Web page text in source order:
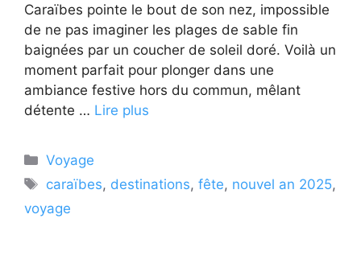
Caraïbes pointe le bout de son nez, impossible
de ne pas imaginer les plages de sable fin
baignées par un coucher de soleil doré. Voilà un
moment parfait pour plonger dans une
ambiance festive hors du commun, mêlant
détente … Lire plus
Catégories
Voyage
Étiquettes
caraïbes, destinations,fête, nouvel an 2025,
voyage